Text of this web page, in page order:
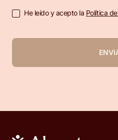
He leído y acepto la Política